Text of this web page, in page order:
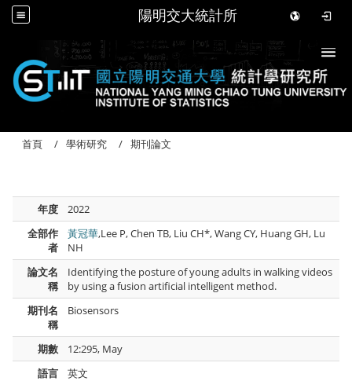
陽明交大統計所
首頁 學術研究 期刊論文
年度
2022
全部作
者
黃冠華,Lee P, Chen TB, Liu CH*, Wang CY, Huang GH, Lu
NH
論文名
稱
Identifying the posture of young adults in walking videos
by using a fusion artificial intelligent method.
期刊名
稱
Biosensors
期數
12:295, May
語言
英文